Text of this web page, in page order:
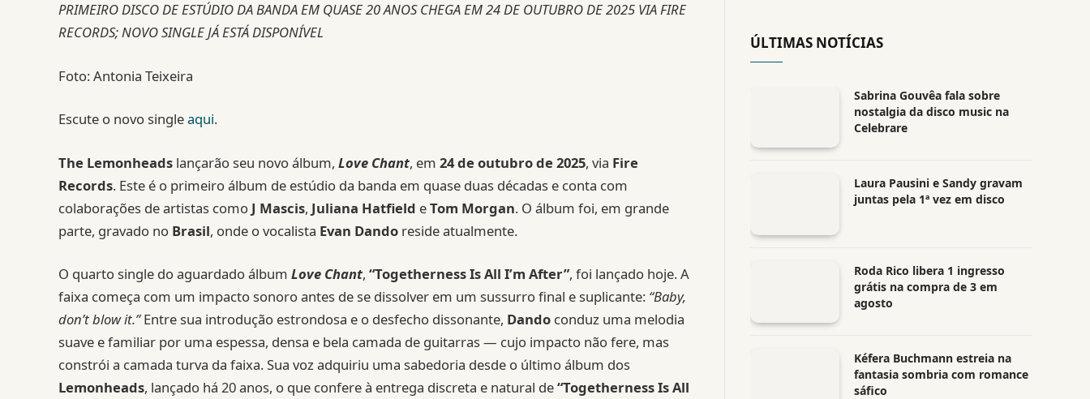
PRIMEIRO DISCO DE ESTÚDIO DA BANDA EM QUASE 20 ANOS CHEGA EM 24 DE OUTUBRO DE 2025 VIA FIRE
RECORDS; NOVO SINGLE JÁ ESTÁ DISPONÍVEL
Foto: Antonia Teixeira
Escute o novo singleaqui.
The Lemonheads lançarão seu novo álbum, Love Chant, em 24 de outubro de 2025, via Fire
Records. Este é o primeiro álbum de estúdio da banda em quase duas décadas e conta com
colaborações de artistas como J Mascis, Juliana Hatfield eTom Morgan. O álbum foi, em grande
parte, gravado no Brasil, onde o vocalista Evan Dando reside atualmente.
O quarto single do aguardado álbum Love Chant, “Togetherness Is All I’m After”, foi lançado hoje. A
faixa começa com um impacto sonoro antes de se dissolver em um sussurro final e suplicante: “Baby,
don’t blow it.”Entre sua introdução estrondosa e o desfecho dissonante, Dando conduz uma melodia
suave e familiar por uma espessa, densa e bela camada de guitarras — cujo impacto não fere, mas
constrói a camada turva da faixa. Sua voz adquiriu uma sabedoria desde o último álbum dos
Lemonheads, lançado há 20 anos, o que confere à entrega discreta e natural de“Togetherness Is All
ÚLTIMAS NOTÍCIAS
Sabrina Gouvêa fala sobre
nostalgia da disco music na
Celebrare
Laura Pausini e Sandy gravam
juntas pela 1ª vez em disco
Roda Rico libera 1 ingresso
grátis na compra de 3 em
agosto
Kéfera Buchmann estreia na
fantasia sombria com romance
sáfico